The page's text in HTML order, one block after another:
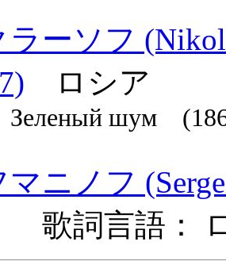
ラーソフ
ロシア
шум
マニノフ
詞言語：